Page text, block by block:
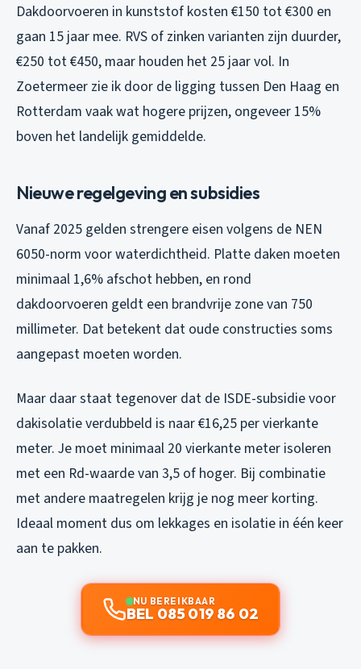
Dakdoorvoeren in kunststof kosten €150 tot €300 en
gaan 15 jaar mee. RVS of zinken varianten zijn duurder,
€250 tot €450, maar houden het 25 jaar vol. In
Zoetermeer zie ik door de ligging tussen Den Haag en
Rotterdam vaak wat hogere prijzen, ongeveer 15%
boven het landelijk gemiddelde.
Nieuwe regelgeving en subsidies
Vanaf 2025 gelden strengere eisen volgens de NEN
6050-norm voor waterdichtheid. Platte daken moeten
minimaal 1,6% afschot hebben, en rond
dakdoorvoeren geldt een brandvrije zone van 750
millimeter. Dat betekent dat oude constructies soms
aangepast moeten worden.
Maar daar staat tegenover dat de ISDE-subsidie voor
dakisolatie verdubbeld is naar €16,25 per vierkante
meter. Je moet minimaal 20 vierkante meter isoleren
met een Rd-waarde van 3,5 of hoger. Bij combinatie
met andere maatregelen krijg je nog meer korting.
Ideaal moment dus om lekkages en isolatie in één keer
aan te pakken.
NU BEREIKBAAR
BEL 085 019 86 02